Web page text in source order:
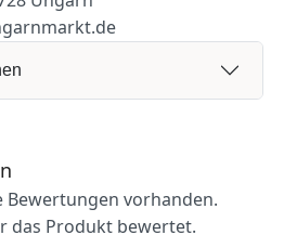
Bewertungen vorhanden.
das Produkt bewertet.